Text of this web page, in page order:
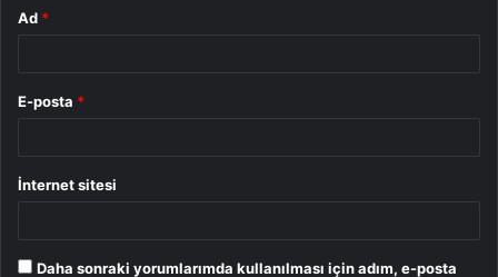
Ad *
E-posta *
İnternet sitesi
Daha sonraki yorumlarımda kullanılması için adım, e-posta